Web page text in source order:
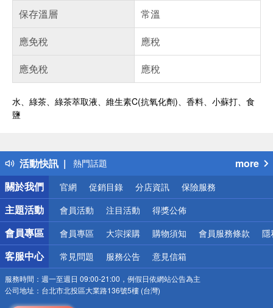
保存溫層
常溫
應免稅
應稅
應免稅
應稅
水、綠茶、綠茶萃取液、維生素C(抗氧化劑)、香料、小蘇打、食
鹽
活動快訊
得獎公告
熱門話題
銀行優惠
偏遠地區配送
詐騙網頁！請小心！
more
關於我們
官網 促銷目錄 分店資訊 保險服務
主題活動 會員活動 注目活動 得獎公佈
會員專區 會員專區 大宗採購 購物須知 會員服務條款 隱
客服中心 常見問題 服務公告 意見信箱
服務時間： 週一至週日 09:00-21:00，例假日依網站公告為主
公司地址： 台北市北投區大業路136號5樓 (台灣)